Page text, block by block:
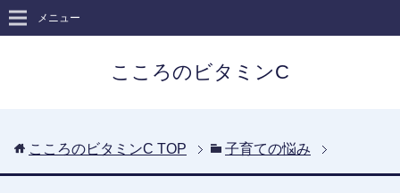
こころのビタミンC
メニュー
こころのビタミンC TOP 子育ての悩み